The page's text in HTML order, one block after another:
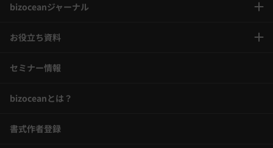
bizoceanジャーナル
お役立ち資料
セミナー情報
bizoceanとは？
書式作者登録